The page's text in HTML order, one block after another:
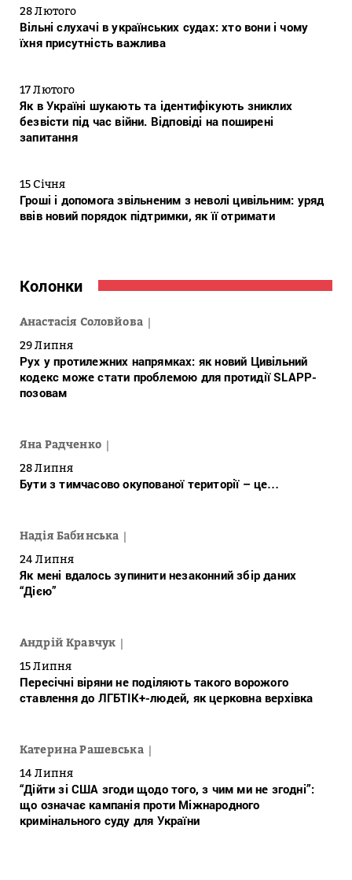
28 Лютого
Вільні слухачі в українських судах: хто вони і чому
їхня присутність важлива
17 Лютого
Як в Україні шукають та ідентифікують зниклих
безвісти під час війни. Відповіді на поширені
запитання
15 Січня
Гроші і допомога звільненим з неволі цивільним: уряд
ввів новий порядок підтримки, як її отримати
Колонки
Анастасія Соловйова
29 Липня
Рух у протилежних напрямках: як новий Цивільний
кодекс може стати проблемою для протидії SLAPP-
позовам
Яна Радченко
28 Липня
Бути з тимчасово окупованої території – це…
Надія Бабинська
24 Липня
Як мені вдалось зупинити незаконний збір даних
“Дією”
Андрій Кравчук
15 Липня
Пересічні віряни не поділяють такого ворожого
ставлення до ЛГБТІК+-людей, як церковна верхівка
Катерина Рашевська
14 Липня
“Дійти зі США згоди щодо того, з чим ми не згодні”:
що означає кампанія проти Міжнародного
кримінального суду для України